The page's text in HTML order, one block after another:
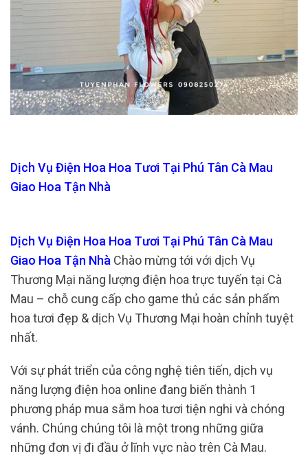
Dịch Vụ Điện Hoa Hoa Tươi Tại Phú Tân Cà Mau
Giao Hoa Tận Nhà
Dịch Vụ Điện Hoa Hoa Tươi Tại Phú Tân Cà Mau
Giao Hoa Tận Nhà Chào mừng tới với dịch Vụ
Thương Mại năng lượng điện hoa trực tuyến tại Cà
Mau – chỗ cung cấp cho game thủ các sản phẩm
hoa tươi đẹp & dịch Vụ Thương Mại hoàn chỉnh tuyệt
nhất.
Với sự phát triển của công nghệ tiên tiến, dịch vụ
năng lượng điện hoa online đang biến thành 1
phương pháp mua sắm hoa tươi tiện nghi và chóng
vánh. Chúng chúng tôi là một trong những giữa
những đơn vị đi đầu ở lĩnh vực nào trên Cà Mau.